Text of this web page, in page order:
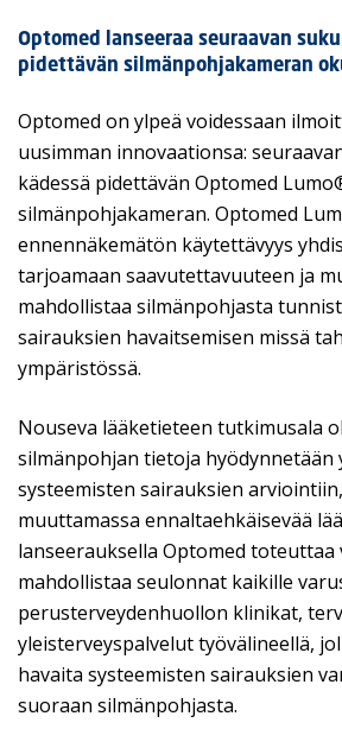
Optomed lanseeraa seuraavan
pidettävän silmänpohjakameran
Optomed on ylpeä voidessaan
uusimman innovaationsa:
kädessä pidettävän Optomed
silmänpohjakameran. Optomed
ennennäkemätön käytettävyys
tarjoamaan saavutettavuuteen ja
mahdollistaa silmänpohjasta
sairauksien havaitsemisen missä
ympäristössä.
Nouseva lääketieteen tutkimusala
silmänpohjan tietoja hyödynnetään
systeemisten sairauksien
muuttamassa ennaltaehkäisevää
lanseerauksella Optomed toteuttaa
mahdollistaa seulonnat kaikille
perusterveydenhuollon klinikat,
yleisterveyspalvelut työvälineellä,
havaita systeemisten sairauksien
suoraan silmänpohjasta.